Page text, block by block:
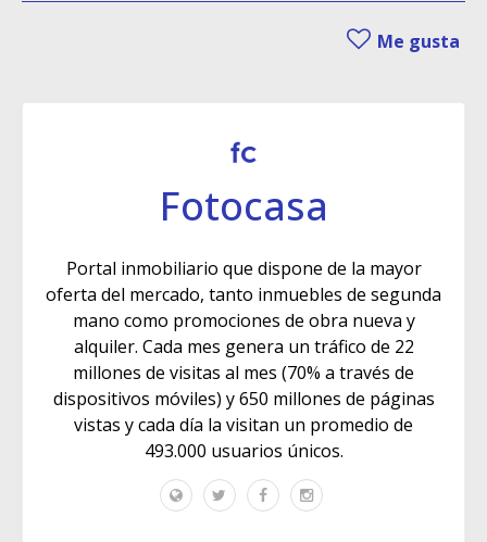
Me gusta
Fotocasa
Portal inmobiliario que dispone de la mayor
oferta del mercado, tanto inmuebles de segunda
mano como promociones de obra nueva y
alquiler. Cada mes genera un tráfico de 22
millones de visitas al mes (70% a través de
dispositivos móviles) y 650 millones de páginas
vistas y cada día la visitan un promedio de
493.000 usuarios únicos.